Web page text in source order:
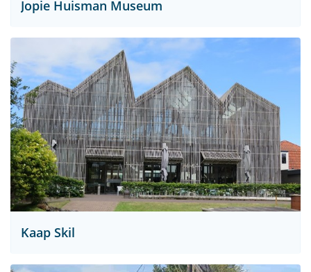
Jopie Huisman Museum
Kaap Skil